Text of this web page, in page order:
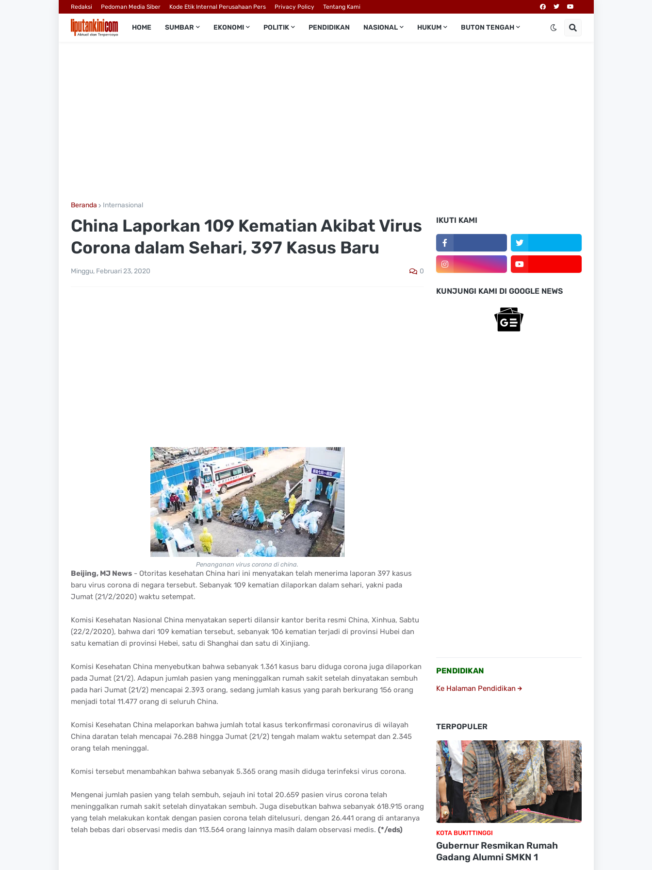
Redaksi Pedoman Media Siber Kode Etik Internal Perusahaan Pers Privacy Policy Tentang Kami
HOME SUMBAR EKONOMI POLITIK PENDIDIKAN NASIONAL HUKUM BUTON TENGAH
Beranda Internasional
China Laporkan 109 Kematian Akibat Virus
Corona dalam Sehari, 397 Kasus Baru
Minggu, Februari 23, 2020 0
Penanganan virus corona di china.
Beijing, MJ News- Otoritas kesehatan China hari ini menyatakan telah menerima laporan 397 kasus
baru virus corona di negara tersebut. Sebanyak 109 kematian dilaporkan dalam sehari, yakni pada
Jumat (21/2/2020) waktu setempat.
Komisi Kesehatan Nasional China menyatakan seperti dilansir kantor berita resmi China, Xinhua, Sabtu
(22/2/2020), bahwa dari 109 kematian tersebut, sebanyak 106 kematian terjadi di provinsi Hubei dan
satu kematian di provinsi Hebei, satu di Shanghai dan satu di Xinjiang.
Komisi Kesehatan China menyebutkan bahwa sebanyak 1.361 kasus baru diduga corona juga dilaporkan
pada Jumat (21/2). Adapun jumlah pasien yang meninggalkan rumah sakit setelah dinyatakan sembuh
pada hari Jumat (21/2) mencapai 2.393 orang, sedang jumlah kasus yang parah berkurang 156 orang
menjadi total 11.477 orang di seluruh China.
Komisi Kesehatan China melaporkan bahwa jumlah total kasus terkonfirmasi coronavirus di wilayah
China daratan telah mencapai 76.288 hingga Jumat (21/2) tengah malam waktu setempat dan 2.345
orang telah meninggal.
Komisi tersebut menambahkan bahwa sebanyak 5.365 orang masih diduga terinfeksi virus corona.
Mengenai jumlah pasien yang telah sembuh, sejauh ini total 20.659 pasien virus corona telah
meninggalkan rumah sakit setelah dinyatakan sembuh. Juga disebutkan bahwa sebanyak 618.915 orang
yang telah melakukan kontak dengan pasien corona telah ditelusuri, dengan 26.441 orang di antaranya
telah bebas dari observasi medis dan 113.564 orang lainnya masih dalam observasi medis. (*/eds)
IKUTI KAMI
KUNJUNGI KAMI DI GOOGLE NEWS
PENDIDIKAN
Ke Halaman Pendidikan
TERPOPULER
KOTA BUKITTINGGI
Gubernur Resmikan Rumah
Gadang Alumni SMKN 1